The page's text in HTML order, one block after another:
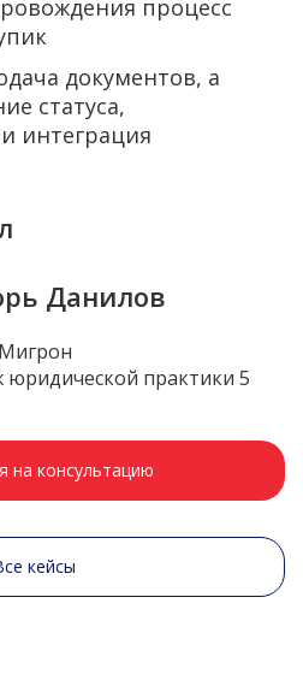
процесс
документов, а
статуса,
интеграция
Данилов
юридической практики 5
на консультацию
кейсы